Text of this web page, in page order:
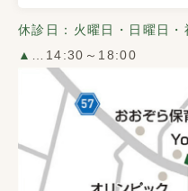
休診日：火曜日・日曜日・
▲ …14:30～18:00